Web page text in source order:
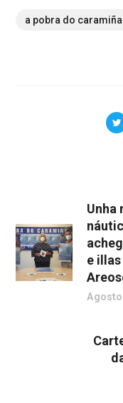
a pobra do caramiñal
Unha
e illas
Agosto